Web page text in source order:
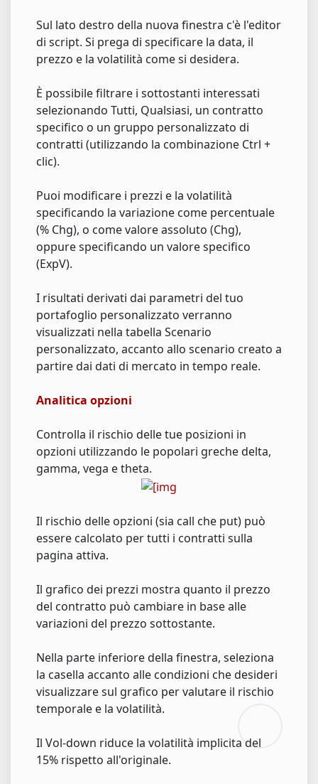
Sul lato destro della nuova finestra c'è l'editor
di script. Si prega di specificare la data, il
prezzo e la volatilità come si desidera.
È possibile filtrare i sottostanti interessati
selezionando Tutti, Qualsiasi, un contratto
specifico o un gruppo personalizzato di
contratti (utilizzando la combinazione Ctrl +
clic).
Puoi modificare i prezzi e la volatilità
specificando la variazione come percentuale
(% Chg), o come valore assoluto (Chg),
oppure specificando un valore specifico
(ExpV).
I risultati derivati dai parametri del tuo
portafoglio personalizzato verranno
visualizzati nella tabella Scenario
personalizzato, accanto allo scenario creato a
partire dai dati di mercato in tempo reale.
Analitica opzioni
Controlla il rischio delle tue posizioni in
opzioni utilizzando le popolari greche delta,
gamma, vega e theta.
Il rischio delle opzioni (sia call che put) può
essere calcolato per tutti i contratti sulla
pagina attiva.
Il grafico dei prezzi mostra quanto il prezzo
del contratto può cambiare in base alle
variazioni del prezzo sottostante.
Nella parte inferiore della finestra, seleziona
la casella accanto alle condizioni che desideri
visualizzare sul grafico per valutare il rischio
temporale e la volatilità.
Il Vol-down riduce la volatilità implicita del
15% rispetto all'originale.